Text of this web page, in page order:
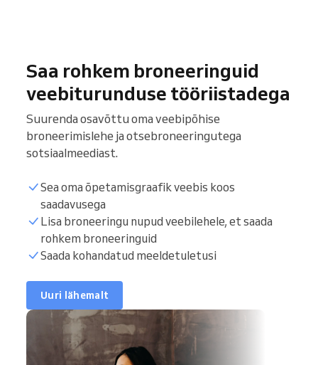
Saa rohkem broneeringuid
veebiturunduse tööriistadega
Suurenda osavõttu oma veebipõhise
broneerimislehe ja otsebroneeringutega
sotsiaalmeediast.
Sea oma õpetamisgraafik veebis koos
saadavusega
Lisa broneeringu nupud veebilehele, et saada
rohkem broneeringuid
Saada kohandatud meeldetuletusi
Uuri lähemalt